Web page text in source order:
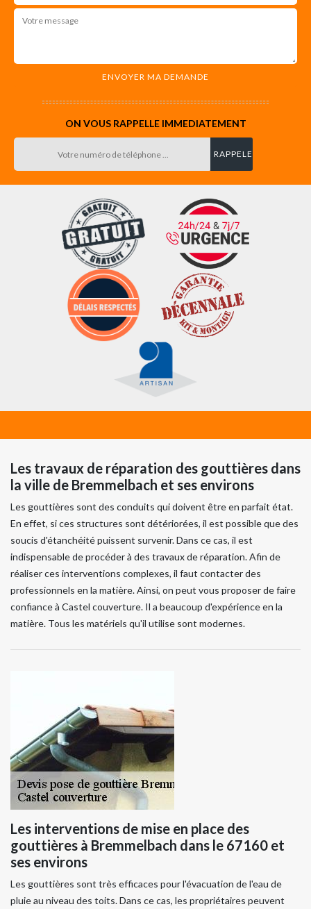
ON VOUS RAPPELLE IMMEDIATEMENT
Les travaux de réparation des gouttières dans
la ville de Bremmelbach et ses environs
Les gouttières sont des conduits qui doivent être en parfait état.
En effet, si ces structures sont détériorées, il est possible que des
soucis d'étanchéité puissent survenir. Dans ce cas, il est
indispensable de procéder à des travaux de réparation. Afin de
réaliser ces interventions complexes, il faut contacter des
professionnels en la matière. Ainsi, on peut vous proposer de faire
confiance à Castel couverture. Il a beaucoup d'expérience en la
matière. Tous les matériels qu'il utilise sont modernes.
Les interventions de mise en place des
gouttières à Bremmelbach dans le 67160 et
ses environs
Les gouttières sont très efficaces pour l'évacuation de l'eau de
pluie au niveau des toits. Dans ce cas, les propriétaires peuvent